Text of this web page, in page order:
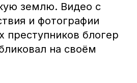
землю. Видео с
и фотографии
преступников блогер
на своём